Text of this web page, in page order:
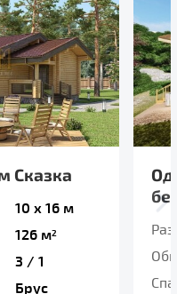
Сказка
10 x 16 м
126 м2
3 / 1
Брус